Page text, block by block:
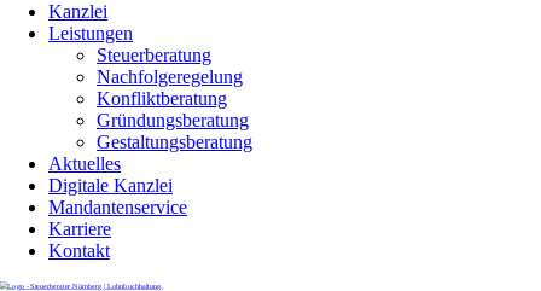
Kanzlei
Leistungen
Steuerberatung
Nachfolgeregelung
Konfliktberatung
Gründungsberatung
Gestaltungsberatung
Aktuelles
Digitale Kanzlei
Mandantenservice
Karriere
Kontakt